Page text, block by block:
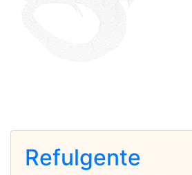
Refulgente